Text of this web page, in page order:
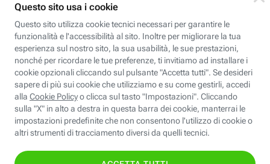
Fastweb Digital Academy
STEP FuturAbility District
Insieme, siamo futuro